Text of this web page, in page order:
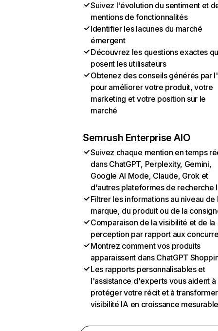
Suivez l'évolution du sentiment et
mentions de fonctionnalités
Identifier les lacunes du marché
émergent
Découvrez les questions exactes
posent les utilisateurs
Obtenez des conseils générés par
pour améliorer votre produit, votre
marketing et votre position sur le
marché
Semrush Enterprise AIO
Suivez chaque mention en temps
dans ChatGPT, Perplexity, Gemini,
Google AI Mode, Claude, Grok et
d'autres plateformes de recherche
Filtrer les informations au niveau de
marque, du produit ou de la
Comparaison de la visibilité et de la
perception par rapport aux
Montrez comment vos produits
apparaissent dans ChatGPT
Les rapports personnalisables et
l'assistance d'experts vous aident à
protéger votre récit et à
visibilité IA en croissance